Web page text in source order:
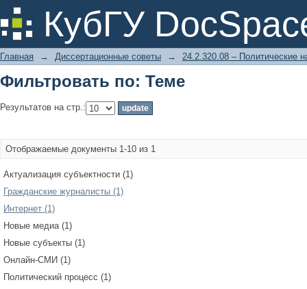
КубГУ
Фильтровать по: Теме
Главная → Диссертационные советы → 24.2.320.08 – Политические
Фильтровать по: Теме
Результатов на стр.:
Отображаемые документы 1-10 из 1
Актуализация субъектности (1)
Гражданские журналисты (1)
Интернет (1)
Новые медиа (1)
Новые субъекты (1)
Онлайн-СМИ (1)
Политический процесс (1)